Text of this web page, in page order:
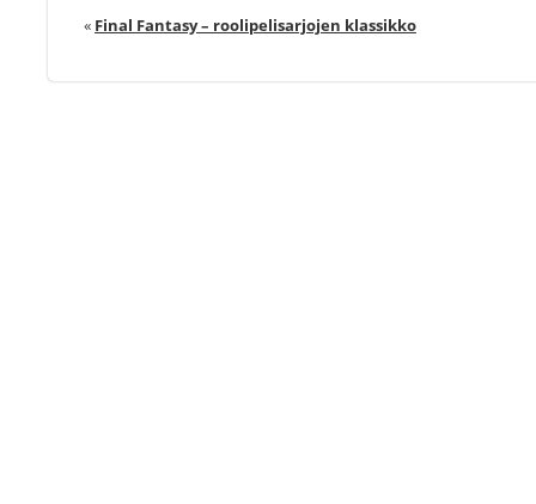
« Final Fantasy – roolipelisarjojen klassikko